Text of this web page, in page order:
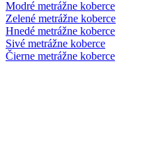
Modré metrážne koberce
Zelené metrážne koberce
Hnedé metrážne koberce
Sivé metrážne koberce
Čierne metrážne koberce